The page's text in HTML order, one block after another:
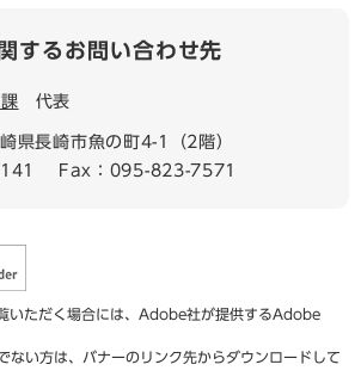
するお問い合わせ先
代表
県長崎市魚の町4-1（2階）
Fax：095-823-7571
いただく場合には、Adobe社が提供するAdobe
い方は、バナーのリンク先からダウンロードして